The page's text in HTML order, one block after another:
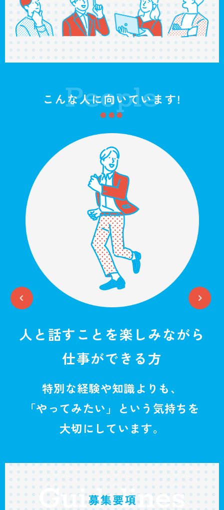
人と話すことを楽しみながら
仕事ができる方
特別な経験や知識よりも、
「やってみたい」という気持ちを
大切にしています。